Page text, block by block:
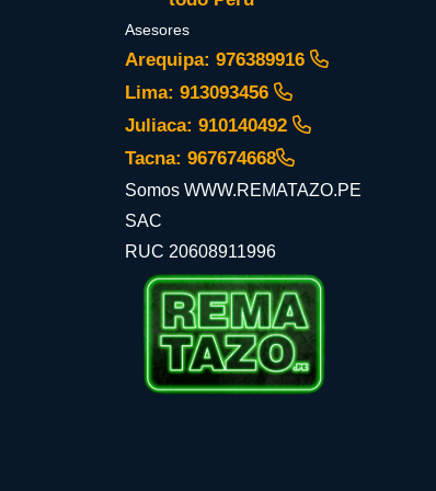
Asesores
Arequipa: 976389916
Lima: 913093456
Juliaca: 910140492
Tacna: 967674668
Somos WWW.REMATAZO.PE
SAC
RUC 20608911996